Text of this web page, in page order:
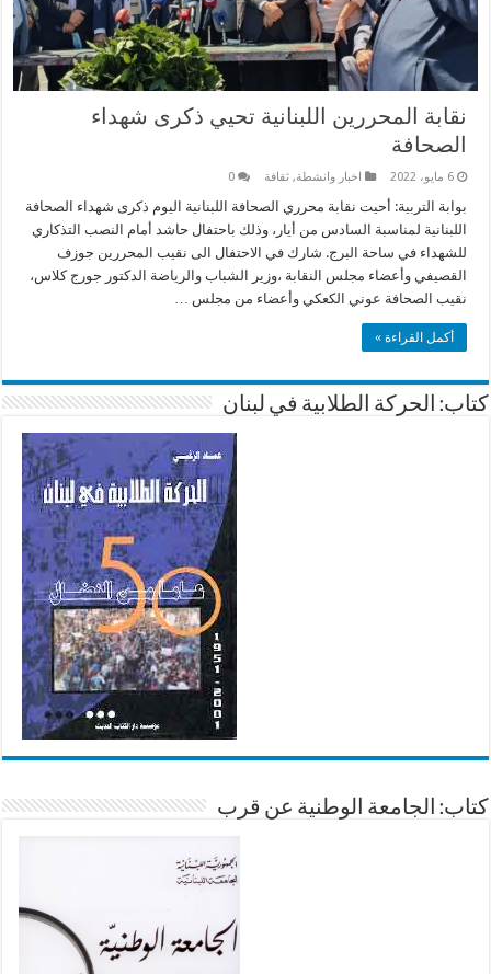
نقابة المحررين اللبنانية تحيي ذكرى شهداء
الصحافة
6 مايو، 2022 اخبار وانشطة,ثقافة 0
بوابة التربية: أحيت نقابة محرري الصحافة اللبنانية اليوم ذكرى شهداء الصحافة
اللبنانية لمناسبة السادس من أيار، وذلك باحتفال حاشد أمام النصب التذكاري
للشهداء في ساحة البرج. شارك في الاحتفال الى نقيب المحررين جوزف
القصيفي وأعضاء مجلس النقابة ،وزير الشباب والرياضة الدكتور جورج كلاس،
نقيب الصحافة عوني الكعكي وأعضاء من مجلس …
أكمل القراءة »
كتاب: الحركة الطلابية في لبنان
كتاب: الجامعة الوطنية عن قرب